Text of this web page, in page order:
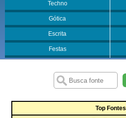
Techno
Gótica
Escrita
Festas
Top Fontes